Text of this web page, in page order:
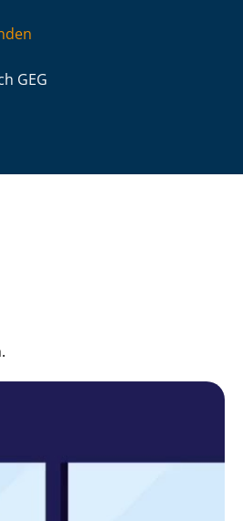
GEG